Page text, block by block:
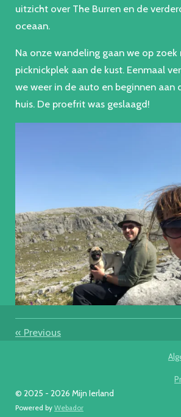
uitzicht over The Burren en de
oceaan.
Na onze wandeling gaan we op
picknickplek aan de kust. Eenmaal
we weer in de auto en beginnen aan
huis. De proefrit was geslaagd!
« Previous
© 2025 - 2026 Mijn Ierland
Powered by Webador